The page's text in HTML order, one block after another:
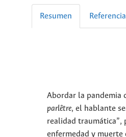
Resumen
Abordar la pandemia
parlêtre, el hablante
realidad traumática”,
enfermedad y muerte